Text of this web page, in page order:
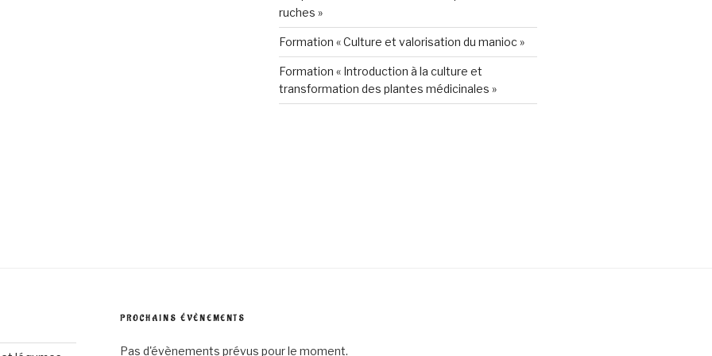
ruches »
Formation « Culture et valorisation du manioc »
Formation « Introduction à la culture et
transformation des plantes médicinales »
PROCHAINS ÉVÈNEMENTS
Pas d'évènements prévus pour le moment.